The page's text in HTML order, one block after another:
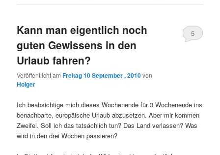
Kann man eigentlich noch
guten Gewissens in den
Urlaub fahren?
Veröffentlicht amFreitag 10 September , 2010von
Holger
5
Ich beabsichtige mich dieses Wochenende für 3 Wochenende ins
benachbarte, europäische Urlaub abzusetzen. Aber mir kommen
Zweifel. Soll ich das tatsächlich tun? Das Land verlassen? Was
wird in den drei Wochen passieren?